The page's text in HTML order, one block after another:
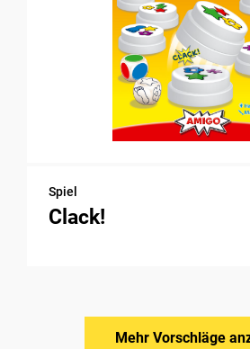
Spiel
Clack!
Mehr Vorschläge